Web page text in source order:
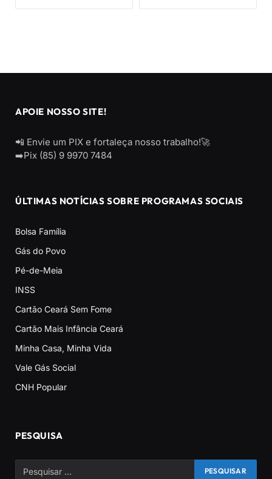
APOIE NOSSO SITE!
📲 Envie um PIX e fortaleça nosso trabalho!🚀
➡️Pix (85) 9 9970 7484
ÚLTIMAS NOTÍCIAS SOBRE PROGRAMAS SOCIAIS
Bolsa Família
Gás do Povo
Pé-de-Meia
INSS
Cartão Ceará Sem Fome
Cartão Mais Infância Ceará
Minha Casa, Minha Vida
Vale Gás Social
CNH Popular
PESQUISA